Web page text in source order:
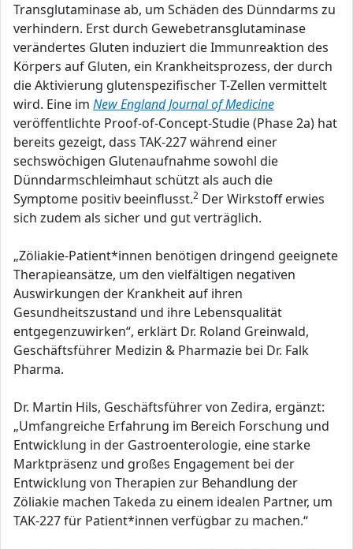
Transglutaminase ab, um Schäden des Dünndarms zu
verhindern. Erst durch Gewebetransglutaminase
verändertes Gluten induziert die Immunreaktion des
Körpers auf Gluten, ein Krankheitsprozess, der durch
die Aktivierung glutenspezifischer T-Zellen vermittelt
wird. Eine im New England Journal of Medicine
veröffentlichte Proof-of-Concept-Studie (Phase 2a) hat
bereits gezeigt, dass TAK-227 während einer
sechswöchigen Glutenaufnahme sowohl die
Dünndarmschleimhaut schützt als auch die
Symptome positiv beeinflusst.2 Der Wirkstoff erwies
sich zudem als sicher und gut verträglich.
„Zöliakie-Patient*innen benötigen dringend geeignete
Therapieansätze, um den vielfältigen negativen
Auswirkungen der Krankheit auf ihren
Gesundheitszustand und ihre Lebensqualität
entgegenzuwirken“, erklärt Dr. Roland Greinwald,
Geschäftsführer Medizin & Pharmazie bei Dr. Falk
Pharma.
Dr. Martin Hils, Geschäftsführer von Zedira, ergänzt:
„Umfangreiche Erfahrung im Bereich Forschung und
Entwicklung in der Gastroenterologie, eine starke
Marktpräsenz und großes Engagement bei der
Entwicklung von Therapien zur Behandlung der
Zöliakie machen Takeda zu einem idealen Partner, um
TAK-227 für Patient*innen verfügbar zu machen.“